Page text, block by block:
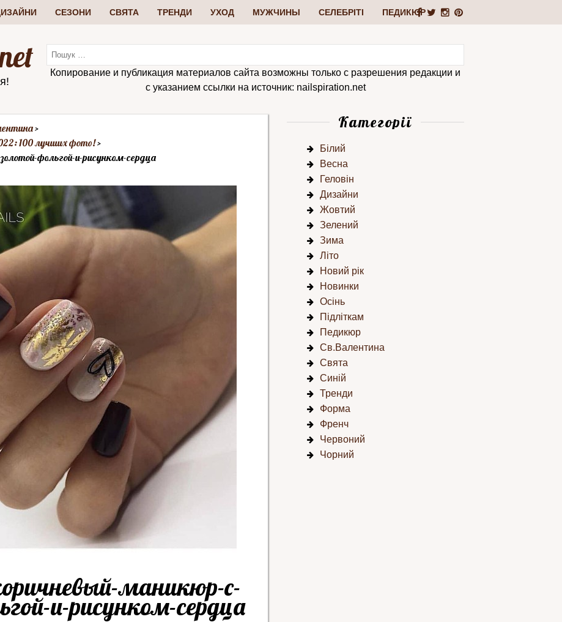
СЕЗОНИ СВЯТА ТРЕНДИ УХОД МУЖЧИНЫ СЕЛЕБРІТІ ПЕДИКЮР
Копирование и публикация материалов сайта возможны только с разрешения редакции и
с указанием ссылки на источник: nailspiration.net
100 лучших фото!
фольгой-и-рисунком-сердца
маникюр-с-
и-рисунком-сердца
Категорії
Білий
Весна
Геловін
Дизайни
Жовтий
Зелений
Зима
Літо
Новий рік
Новинки
Осінь
Підліткам
Педикюр
Св.Валентина
Свята
Синій
Тренди
Форма
Френч
Червоний
Чорний